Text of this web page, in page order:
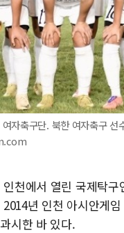
자축구단. 북한 여자축구
천에서 열린 국제탁
년 인천 아시안게
시한 바 있다.